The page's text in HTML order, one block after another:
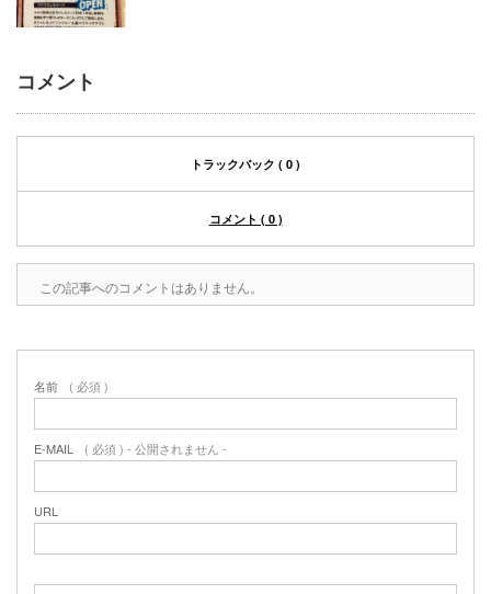
コメント
トラックバック ( 0 )
コメント ( 0 )
この記事へのコメントはありません。
名前 ( 必須 )
E-MAIL ( 必須 ) - 公開されません -
URL